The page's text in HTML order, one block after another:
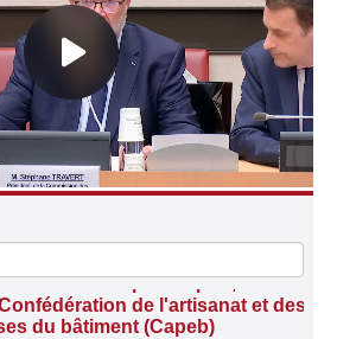
Jean-Christophe Repon,
de l'artisanat et des
du bâtiment (Capeb)